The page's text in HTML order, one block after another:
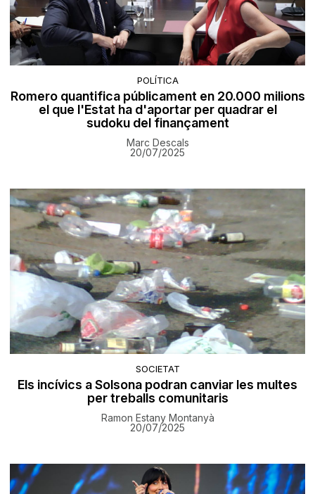
POLÍTICA
Romero quantifica públicament en 20.000 milions
el que l'Estat ha d'aportar per quadrar el
sudoku del finançament
Marc Descals
20/07/2025
SOCIETAT
Els incívics a Solsona podran canviar les multes
per treballs comunitaris
Ramon Estany Montanyà
20/07/2025